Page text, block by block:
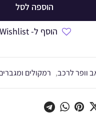
הוספה לסל
הוסף ל- Wishlist
וופר לרכב, רמקולים